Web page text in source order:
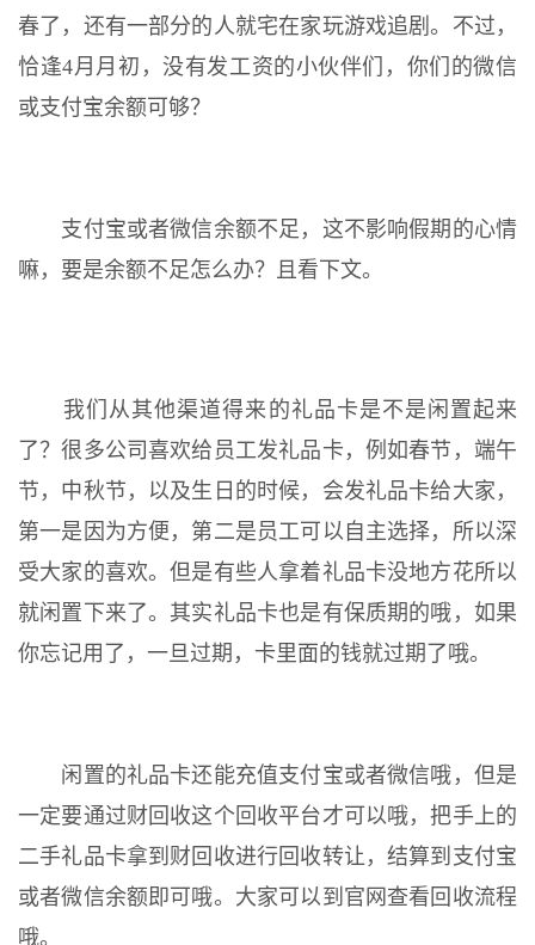
春了，还有一部分的人就宅在家玩游戏追剧。不过，
恰逢4月月初，没有发工资的小伙伴们，你们的微信
或支付宝余额可够？
支付宝或者微信余额不足，这不影响假期的心情
嘛，要是余额不足怎么办？且看下文。
我们从其他渠道得来的礼品卡是不是闲置起来
了？很多公司喜欢给员工发礼品卡，例如春节，端午
节，中秋节，以及生日的时候，会发礼品卡给大家，
第一是因为方便，第二是员工可以自主选择，所以深
受大家的喜欢。但是有些人拿着礼品卡没地方花所以
就闲置下来了。其实礼品卡也是有保质期的哦，如果
你忘记用了，一旦过期，卡里面的钱就过期了哦。
闲置的礼品卡还能充值支付宝或者微信哦，但是
一定要通过财回收这个回收平台才可以哦，把手上的
二手礼品卡拿到财回收进行回收转让，结算到支付宝
或者微信余额即可哦。大家可以到官网查看回收流程
哦。